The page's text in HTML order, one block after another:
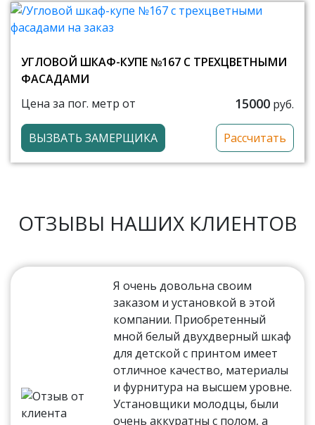
УГЛОВОЙ ШКАФ-КУПЕ №167 С ТРЕХЦВЕТНЫМИ
ФАСАДАМИ
Цена за пог. метр от
15000 руб.
ВЫЗВАТЬ ЗАМЕРЩИКА Рассчитать
ОТЗЫВЫ НАШИХ КЛИЕНТОВ
Я очень довольна своим
заказом и установкой в этой
компании. Приобретенный
мной белый двухдверный шкаф
для детской с принтом имеет
отличное качество, материалы
и фурнитура на высшем уровне.
Установщики молодцы, были
очень аккуратны с полом, а